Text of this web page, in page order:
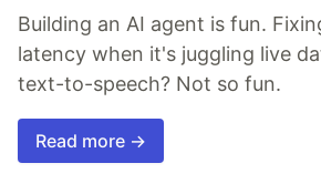
Building an AI agent is fun.
latency when it's juggling live
text-to-speech? Not so fun.
Read more →